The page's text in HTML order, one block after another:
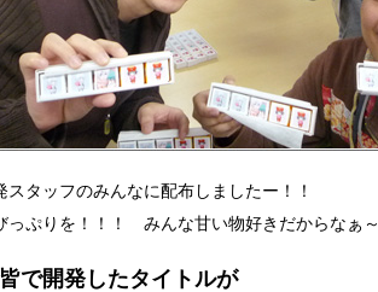
タッフのみんなに配布しましたー！！
っぷりを！！！ みんな甘い物好きだからなぁ～
皆で開発したタイトルが